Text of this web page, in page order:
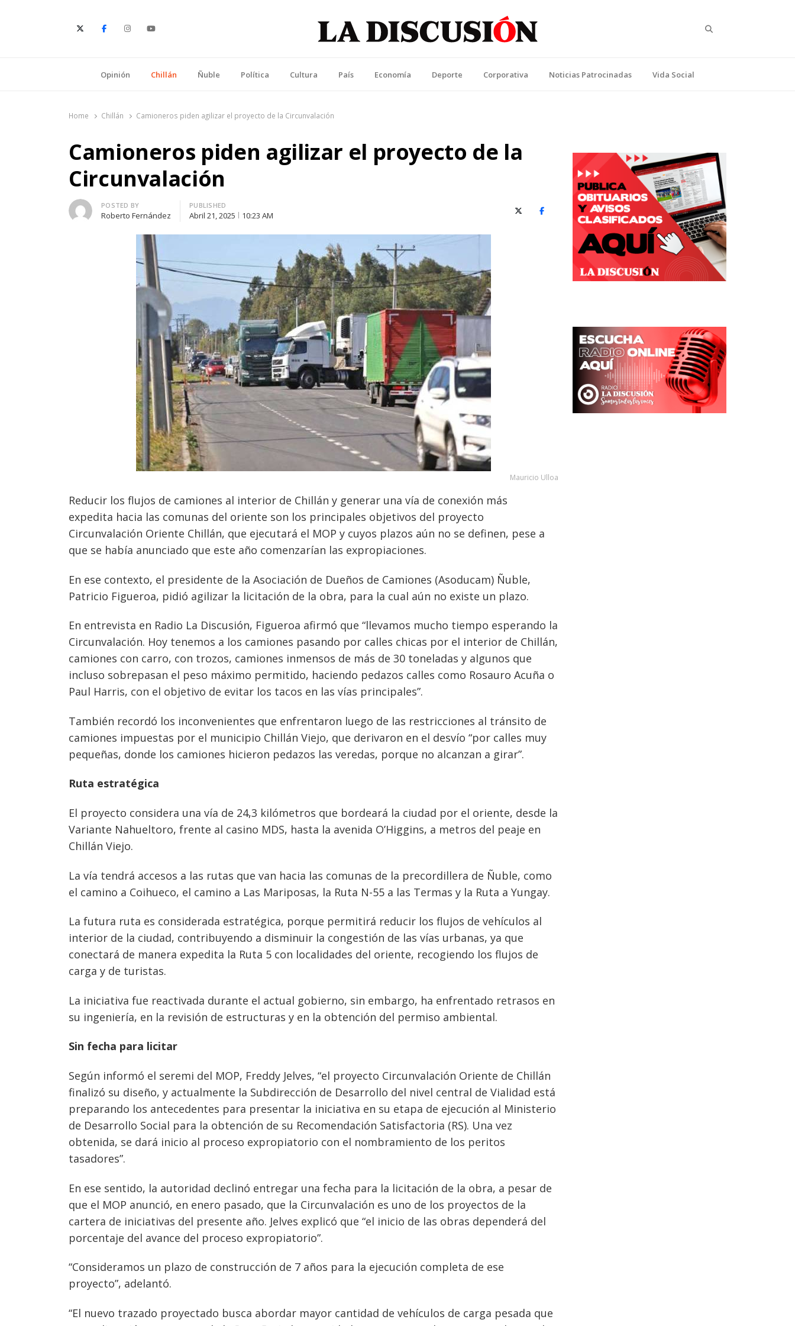
Opinión Chillán Ñuble Política Cultura País Economía Deporte Corporativa Noticias Patrocinadas Vida Social
Home Chillán Camioneros piden agilizar el proyecto de la Circunvalación
Camioneros piden agilizar el proyecto de la
Circunvalación
Author
POSTED BY
Roberto Fernández
PUBLISHED
Abril 21, 2025 10:23 AM X (Twitter)Facebook
Mauricio Ulloa
Reducir los flujos de camiones al interior de Chillán y generar una vía de conexión más
expedita hacia las comunas del oriente son los principales objetivos del proyecto
Circunvalación Oriente Chillán, que ejecutará el MOP y cuyos plazos aún no se definen, pese a
que se había anunciado que este año comenzarían las expropiaciones.
En ese contexto, el presidente de la Asociación de Dueños de Camiones (Asoducam) Ñuble,
Patricio Figueroa, pidió agilizar la licitación de la obra, para la cual aún no existe un plazo.
En entrevista en Radio La Discusión, Figueroa afirmó que “llevamos mucho tiempo esperando la
Circunvalación. Hoy tenemos a los camiones pasando por calles chicas por el interior de Chillán,
camiones con carro, con trozos, camiones inmensos de más de 30 toneladas y algunos que
incluso sobrepasan el peso máximo permitido, haciendo pedazos calles como Rosauro Acuña o
Paul Harris, con el objetivo de evitar los tacos en las vías principales”.
También recordó los inconvenientes que enfrentaron luego de las restricciones al tránsito de
camiones impuestas por el municipio Chillán Viejo, que derivaron en el desvío “por calles muy
pequeñas, donde los camiones hicieron pedazos las veredas, porque no alcanzan a girar”.
Ruta estratégica
El proyecto considera una vía de 24,3 kilómetros que bordeará la ciudad por el oriente, desde la
Variante Nahueltoro, frente al casino MDS, hasta la avenida O’Higgins, a metros del peaje en
Chillán Viejo.
La vía tendrá accesos a las rutas que van hacia las comunas de la precordillera de Ñuble, como
el camino a Coihueco, el camino a Las Mariposas, la Ruta N-55 a las Termas y la Ruta a Yungay.
La futura ruta es considerada estratégica, porque permitirá reducir los flujos de vehículos al
interior de la ciudad, contribuyendo a disminuir la congestión de las vías urbanas, ya que
conectará de manera expedita la Ruta 5 con localidades del oriente, recogiendo los flujos de
carga y de turistas.
La iniciativa fue reactivada durante el actual gobierno, sin embargo, ha enfrentado retrasos en
su ingeniería, en la revisión de estructuras y en la obtención del permiso ambiental.
Sin fecha para licitar
Según informó el seremi del MOP, Freddy Jelves, “el proyecto Circunvalación Oriente de Chillán
finalizó su diseño, y actualmente la Subdirección de Desarrollo del nivel central de Vialidad está
preparando los antecedentes para presentar la iniciativa en su etapa de ejecución al Ministerio
de Desarrollo Social para la obtención de su Recomendación Satisfactoria (RS). Una vez
obtenida, se dará inicio al proceso expropiatorio con el nombramiento de los peritos
tasadores”.
En ese sentido, la autoridad declinó entregar una fecha para la licitación de la obra, a pesar de
que el MOP anunció, en enero pasado, que la Circunvalación es uno de los proyectos de la
cartera de iniciativas del presente año. Jelves explicó que “el inicio de las obras dependerá del
porcentaje del avance del proceso expropiatorio”.
“Consideramos un plazo de construcción de 7 años para la ejecución completa de ese
proyecto”, adelantó.
“El nuevo trazado proyectado busca abordar mayor cantidad de vehículos de carga pesada que
Navegación